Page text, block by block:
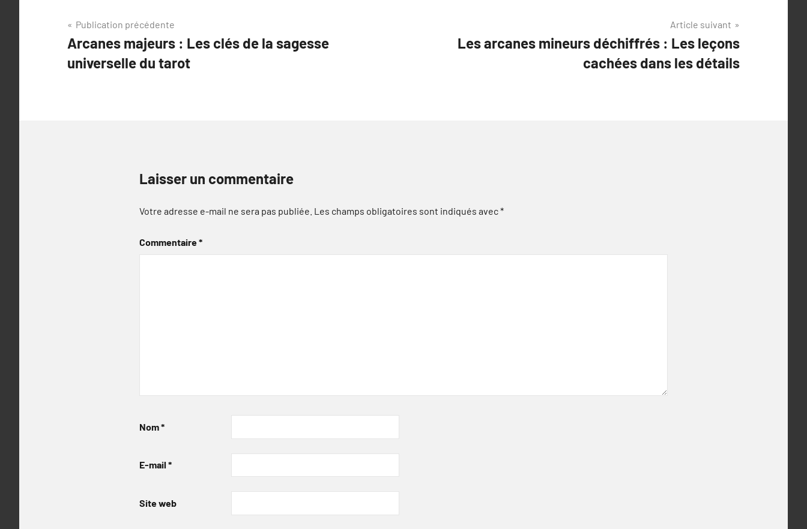
Navigation
de
l’article
Publication précédente
Arcanes majeurs : Les clés de la sagesse
universelle du tarot
Article suivant
Les arcanes mineurs déchiffrés : Les leçons
cachées dans les détails
Laisser un commentaire
Votre adresse e-mail ne sera pas publiée. Les champs obligatoires sont indiqués avec*
Commentaire*
Nom*
E-mail *
Site web